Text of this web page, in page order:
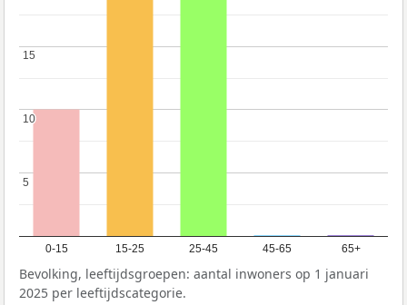
0-15 15-25 25-45 45-65 65+
5
5
10
10
15
15
Bevolking, leeftijdsgroepen: aantal inwoners op 1 januari
2025 per leeftijdscategorie.